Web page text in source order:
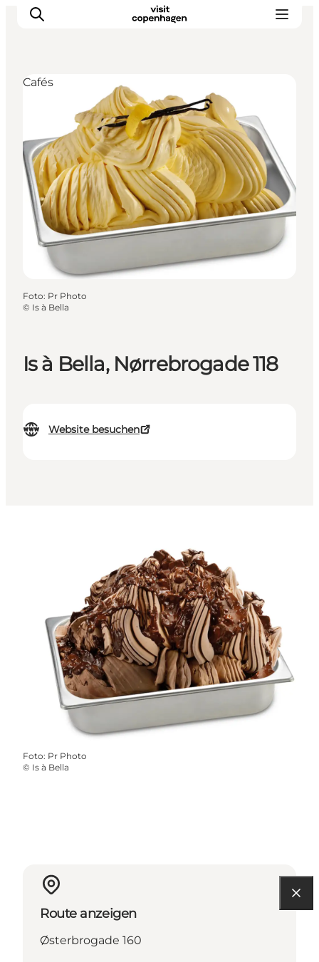
Aktivitäten
Essen und Trinken
Planen
Is à Bella, Nørrebrogade 118
Website besuchen
Cafés
Foto: Pr Photo
© Is à Bella
Foto: Pr Photo
© Is à Bella
Route anzeigen
Østerbrogade 160